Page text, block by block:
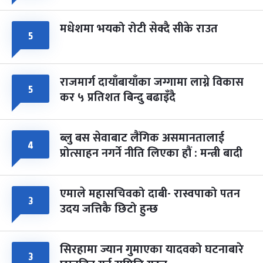
५ मधेशमा भयको रोटी सेक्दै सीके राउत
५ राजमार्ग दायाँबायाँका जग्गामा लाग्ने विकास
कर ५ प्रतिशत बिन्दु बढाइँदै
४ ब्लु बस सेवाबाट लैंगिक असमानतालाई
प्रोत्साहन नगर्ने नीति लिएका हौं : मन्त्री बादी
३ एमाले महासचिवको दाबी- रास्वपाको पतन
उदय जत्तिकै छिटो हुन्छ
३ सिरहामा ज्यान गुमाएका यादवको घटनाबारे